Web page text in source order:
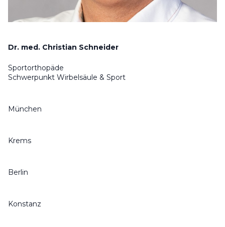
Dr. med. Christian Schneider
Sportorthopäde
Schwerpunkt Wirbelsäule & Sport
München
Krems
Berlin
Konstanz